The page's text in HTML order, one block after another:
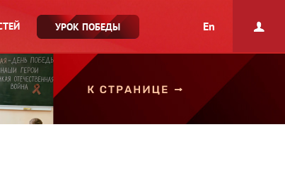
УРОК ПОБЕДЫ En